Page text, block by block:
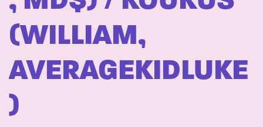
(WILLIAM,
AVERAGEKIDLUKE
)